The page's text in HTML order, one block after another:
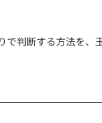
判断する方法を、